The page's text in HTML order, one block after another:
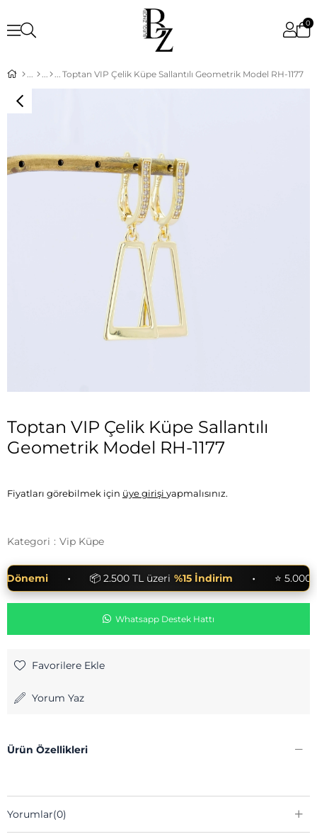
0
Toptan VIP Çelik Küpe Sallantılı Geometrik Model RH-1177
Toptan VIP Çelik Küpe Sallantılı
Geometrik Model RH-1177
Fiyatları görebilmek için üye girişi yapmalısınız.
Kategori : Vip Küpe
📦 2.500 TL üzeri %15 İndirim ⭐ 5.000
Whatsapp Destek Hattı
Favorilere Ekle
Yorum Yaz
Ürün Özellikleri
Yorumlar(0)